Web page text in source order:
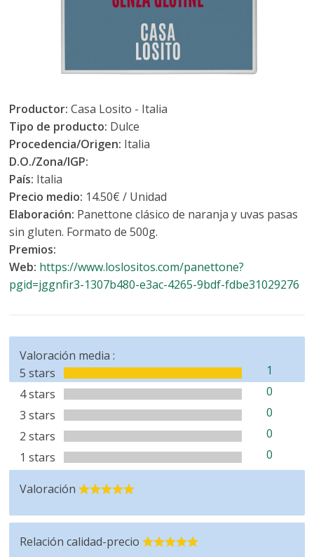
Productor: Casa Losito - Italia
Tipo de producto: Dulce
Procedencia/Origen: Italia
D.O./Zona/IGP:
País: Italia
Precio medio: 14.50€ / Unidad
Elaboración: Panettone clásico de naranja y uvas pasas
sin gluten. Formato de 500g.
Premios:
Web: https://www.loslositos.com/panettone?
pgid=jggnfir3-1307b480-e3ac-4265-9bdf-fdbe31029276
Valoración media :
5 stars
1
4 stars
0
3 stars
0
2 stars
0
1 stars
0
Valoración
Relación calidad-precio